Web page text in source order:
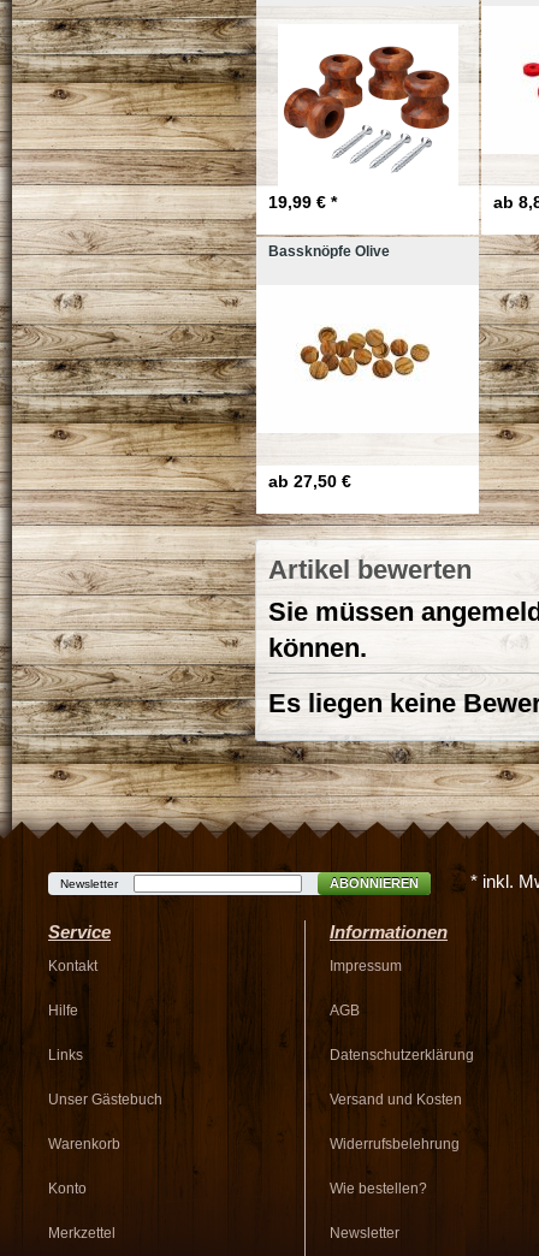
19,99 € * ab
Bassknöpfe Olive
ab 27,50 €
Artikel bewerten
Sie müssen
können.
Es liegen keine
Newsletter ABONNIEREN * inkl.
Service
Kontakt
Hilfe
Links
Unser Gästebuch
Warenkorb
Konto
Merkzettel
Informationen
Impressum
AGB
Datenschutzerklärung
Versand und Kosten
Widerrufsbelehrung
Wie bestellen?
Newsletter